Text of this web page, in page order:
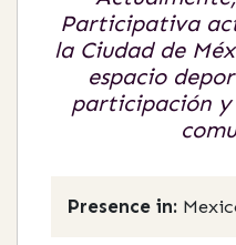
Participativa
la Ciudad de
espacio
participación
Presence in: